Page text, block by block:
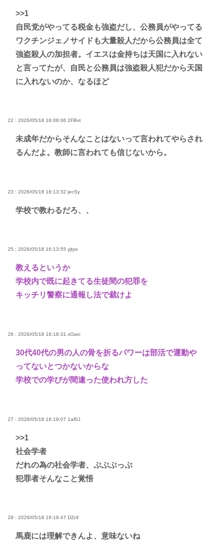
>>1
自民党がやってる税金も強盗だし、公務員がやってる
ワクチンジェノサイドも大量殺人だから公務員は全て
強盗殺人の加担者。イエスは金持ちは天国に入れない
と言ってたが、自民と公務員は強盗殺人犯だから天国
に入れないのか、なるほど
22 : 2026/05/18 16:08:06 2FBvt
未成年だからそんなことはないって言われてやらされ
るんだよ。教師に言われても信じないから。
23 : 2026/05/18 16:13:32 jecSy
学校で教わるだろ、、
25 : 2026/05/18 16:13:55 yjtyo
教えるというか
学校内で既に起きてる生徒間の犯罪を
キッチリ警察に通報し法で裁けよ
26 : 2026/05/18 16:18:31 xOarc
30代40代の男の人の骨を折るパワーは部活で運動や
ってないとつかないからな
学校での学びが間違った使われ方した
27 : 2026/05/18 16:19:07 1af0J
>>1
社会学者
だれの為の社会学者、ぷぷぷっぷ
犯罪者そんなこと覚悟
28 : 2026/05/18 16:19:47 DZcll
馬鹿には理解できんよ、意味ないね